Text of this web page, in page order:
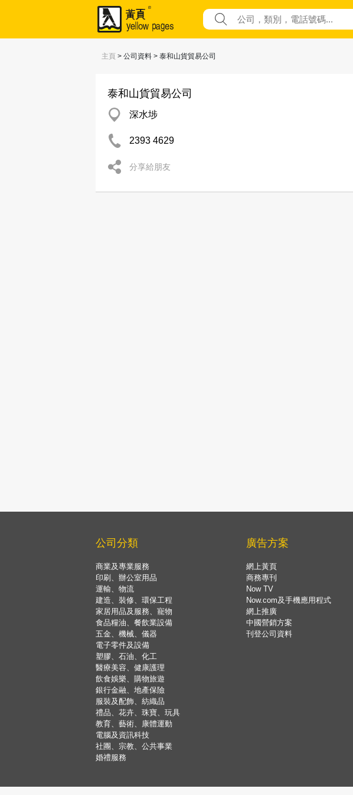
主頁 > 公司資料 > 泰和山貨貿易公司
泰和山貨貿易公司
深水埗
2393 4629
分享給朋友
公司分類
商業及專業服務
印刷、辦公室用品
運輸、物流
建造、裝修、環保工程
家居用品及服務、寵物
食品糧油、餐飲業設備
五金、機械、儀器
電子零件及設備
塑膠、石油、化工
醫療美容、健康護理
飲食娛樂、購物旅遊
銀行金融、地產保險
服裝及配飾、紡織品
禮品、花卉、珠寶、玩具
教育、藝術、康體運動
電腦及資訊科技
社團、宗教、公共事業
婚禮服務
廣告方案
網上黃頁
商務專刊
Now TV
Now.com及手機應用程式
網上推廣
中國營銷方案
刊登公司資料